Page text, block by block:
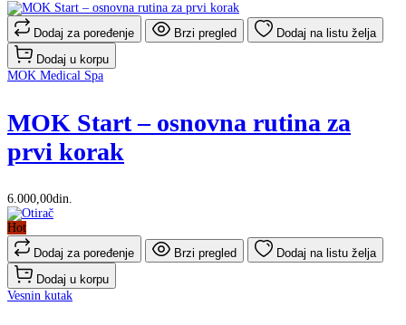
Dodaj za poređenje Brzi pregled
Dodaj na listu želja
Dodaj u korpu
MOK Medical Spa
MOK Start – osnovna rutina za
prvi korak
6.000,00din.
Hot
Dodaj za poređenje
Brzi pregled
Dodaj na listu želja
Dodaj u korpu
Vesnin kutak